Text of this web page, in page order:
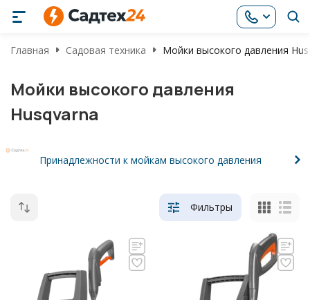
Главная Садовая техника Мойки высокого давления
Мойки высокого давления
Husqvarna
Принадлежности к мойкам высокого давления
Фильтры